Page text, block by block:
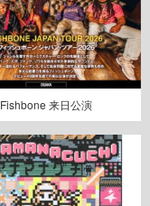
Fishbone 来日公演